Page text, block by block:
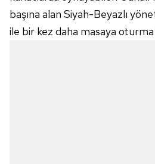
başına alan Siyah-Beyazlı
ile bir kez daha masaya oturma